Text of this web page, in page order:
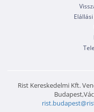
Rist Kereskedelmi Kft.